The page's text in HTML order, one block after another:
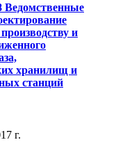
и
хранилищ и
станций
г.